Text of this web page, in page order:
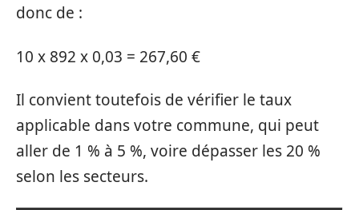
donc de :
10 x 892 x 0,03 = 267,60 €
Il convient toutefois de vérifier le taux
applicable dans votre commune, qui peut
aller de 1 % à 5 %, voire dépasser les 20 %
selon les secteurs.